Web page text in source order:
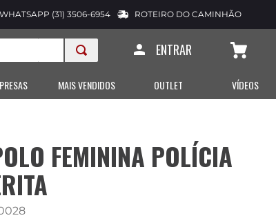
WHATSAPP (31) 3506-6954 ROTEIRO DO CAMINHÃO
ENTRAR
MAIS VENDIDOS OUTLET VÍDEOS
FEMININA POLÍCIA